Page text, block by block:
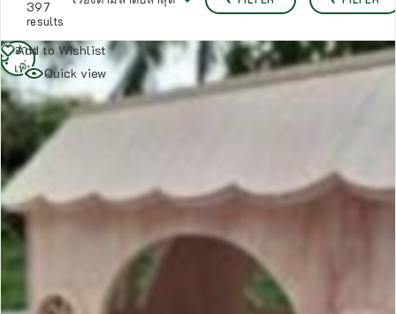
397
results
Add to Wishlist
Quick view
อ่าน
เพิ่ม